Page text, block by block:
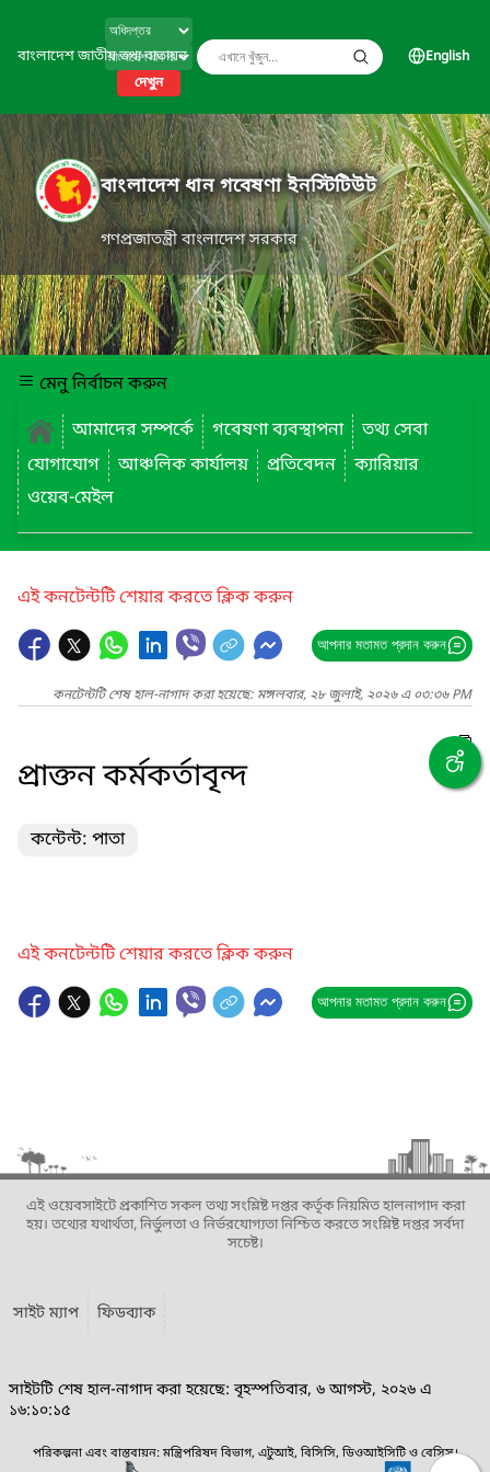
বাংলাদেশ জাতীয় তথ্য বাতায়ন
দেখুন
English
বাংলাদেশ ধান গবেষণা ইনস্টিটিউট
গণপ্রজাতন্ত্রী বাংলাদেশ সরকার
মেনু নির্বাচন করুন
আমাদের সম্পর্কে
গবেষণা ব্যবস্থাপনা
তথ্য সেবা
যোগাযোগ
আঞ্চলিক কার্যালয় প্রতিবেদন
ক্যারিয়ার
ওয়েব-মেইল
এই কনটেন্টটি শেয়ার করতে ক্লিক করুন
আপনার মতামত প্রদান করুন
কনটেন্টটি শেষ হাল-নাগাদ করা হয়েছে: মঙ্গলবার, ২৮ জুলাই, ২০২৬ এ ০৩:৩৬ PM
প্রাক্তন কর্মকর্তাবৃন্দ
কন্টেন্ট: পাতা
এই কনটেন্টটি শেয়ার করতে ক্লিক করুন
আপনার মতামত প্রদান করুন
এই ওয়েবসাইটে প্রকাশিত সকল তথ্য সংশ্লিষ্ট দপ্তর কর্তৃক নিয়মিত হালনাগাদ করা
হয়। তথ্যের যথার্থতা, নির্ভুলতা ও নির্ভরযোগ্যতা নিশ্চিত করতে সংশ্লিষ্ট দপ্তর সর্বদা
সচেষ্ট।
সাইট ম্যাপ ফিডব্যাক
সাইটটি শেষ হাল-নাগাদ করা হয়েছে: বৃহস্পতিবার, ৬ আগস্ট, ২০২৬ এ
১৬:১০:১৫
পরিকল্পনা এবং বাস্তবায়ন: মন্ত্রিপরিষদ বিভাগ, এটুআই, বিসিসি, ডিওআইসিটি ও বেসিস।